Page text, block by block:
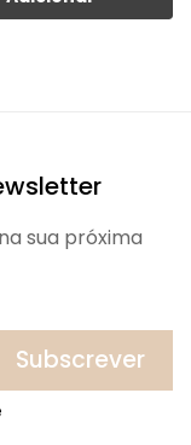
sua próxima
Subscrever